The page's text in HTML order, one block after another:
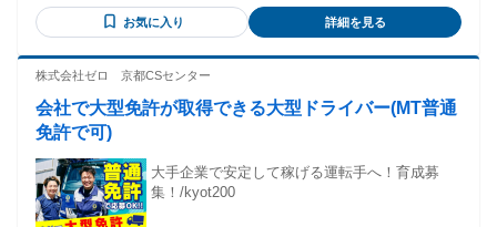
なる 基本給 : 日給 1万2000円 〜 固定残業代：なし 【一律手
当】 全員に一律で支払われる通勤・皆勤・家族手当金額：な
し 全員に一律で支払われるその他手当金額：なし
達など運送業界の 経験がある方歓迎 • 小型移動式クレーン、
玉掛け免許をお持ちの方優遇 ✅このような方に最適 ・ドライ
れる方 ・安定企業で長く働きたい方 ・チームワークを大切に
ップアップを 目指している方も大歓迎！
お気に入り 詳細を見る
株式会社ゼロ 京都CSセンター
会社で大型免許が取得できる大型ドライバー(MT普通
免許で可)
大手企業で安定して稼げる運転手へ！育成募
集！/kyot200